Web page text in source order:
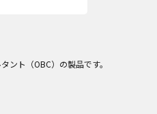
ント（OBC）の製品です。